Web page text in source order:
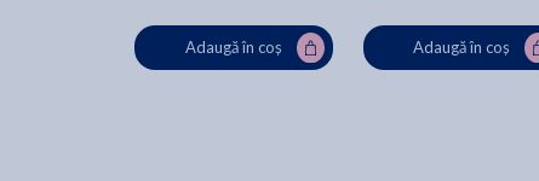
Adaugă în coș Adaugă în coș